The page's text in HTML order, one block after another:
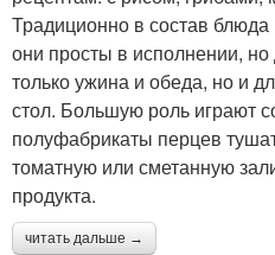
Традиционно в состав
они просты в исполнении,
только ужина и обеда, но и
стол. Большую роль играют
полуфабрикаты перцев
томатную или сметанную
продукта.
читать дальше →